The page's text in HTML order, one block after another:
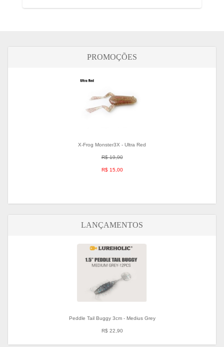
PROMOÇÕES
X-Frog Monster3X - Ultra Red
R$ 19,90
R$ 15,00
LANÇAMENTOS
Peddle Tail Buggy 3cm - Medius Grey
R$ 22,90